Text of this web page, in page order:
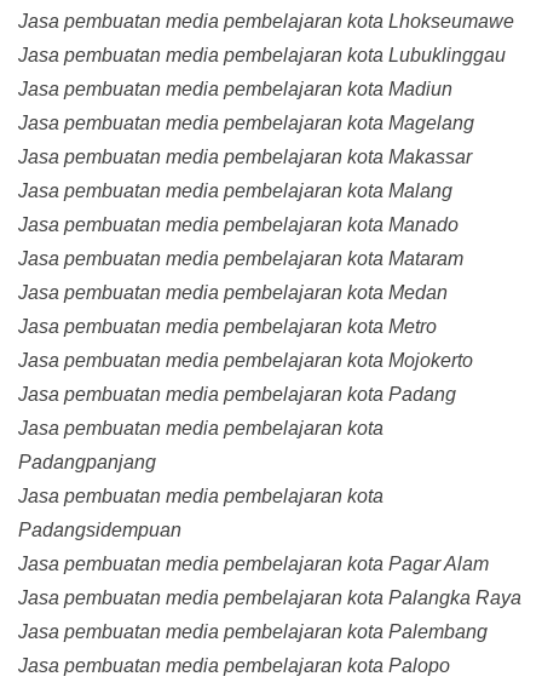
Jasa pembuatan media pembelajaran kota Lhokseumawe
Jasa pembuatan media pembelajaran kota Lubuklinggau
Jasa pembuatan media pembelajaran kota Madiun
Jasa pembuatan media pembelajaran kota Magelang
Jasa pembuatan media pembelajaran kota Makassar
Jasa pembuatan media pembelajaran kota Malang
Jasa pembuatan media pembelajaran kota Manado
Jasa pembuatan media pembelajaran kota Mataram
Jasa pembuatan media pembelajaran kota Medan
Jasa pembuatan media pembelajaran kota Metro
Jasa pembuatan media pembelajaran kota Mojokerto
Jasa pembuatan media pembelajaran kota Padang
Jasa pembuatan media pembelajaran kota
Padangpanjang
Jasa pembuatan media pembelajaran kota
Padangsidempuan
Jasa pembuatan media pembelajaran kota Pagar Alam
Jasa pembuatan media pembelajaran kota Palangka Raya
Jasa pembuatan media pembelajaran kota Palembang
Jasa pembuatan media pembelajaran kota Palopo